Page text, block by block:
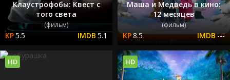
Клаустрофобы: Квест с
того света
(фильм)
5.5 5.1
Маша и Медведь в кино:
12 месяцев
(фильм)
8.5 ---
HD HD